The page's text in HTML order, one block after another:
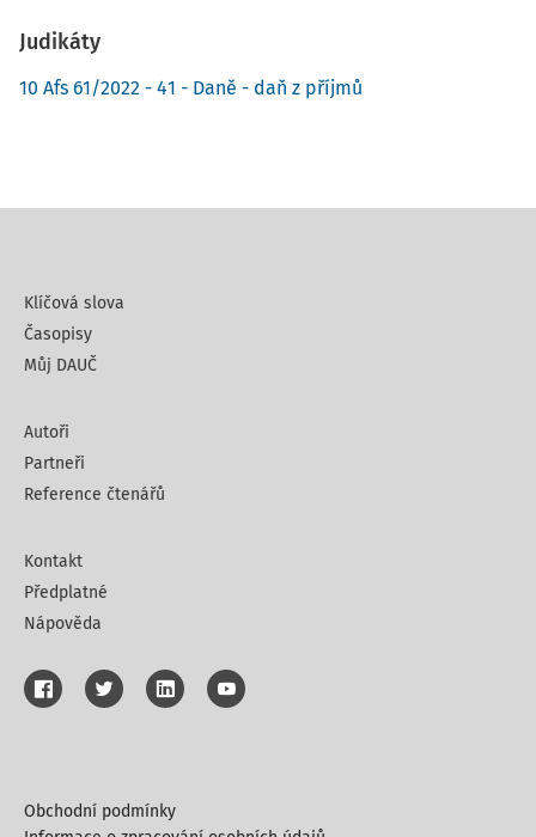
Judikáty
10 Afs 61/2022 - 41 - Daně - daň z příjmů
Klíčová slova
Časopisy
Můj DAUČ
Autoři
Partneři
Reference čtenářů
Kontakt
Předplatné
Nápověda
Obchodní podmínky